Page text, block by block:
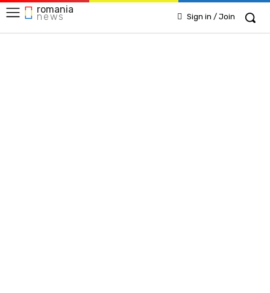
romania
news Sign in / Join